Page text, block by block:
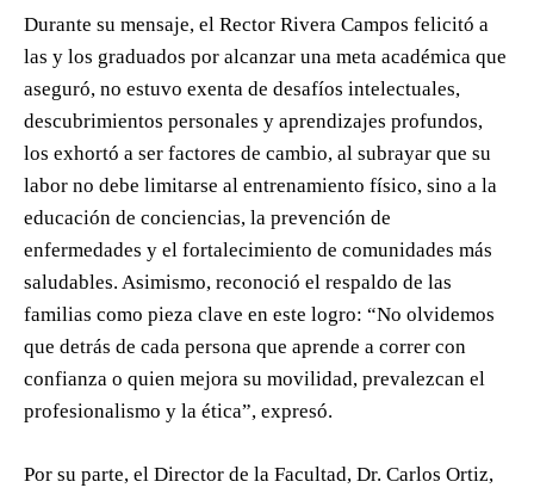
Durante su mensaje, el Rector Rivera Campos felicitó a
las y los graduados por alcanzar una meta académica que
aseguró, no estuvo exenta de desafíos intelectuales,
descubrimientos personales y aprendizajes profundos,
los exhortó a ser factores de cambio, al subrayar que su
labor no debe limitarse al entrenamiento físico, sino a la
educación de conciencias, la prevención de
enfermedades y el fortalecimiento de comunidades más
saludables. Asimismo, reconoció el respaldo de las
familias como pieza clave en este logro: “No olvidemos
que detrás de cada persona que aprende a correr con
confianza o quien mejora su movilidad, prevalezcan el
profesionalismo y la ética”, expresó.
Por su parte, el Director de la Facultad, Dr. Carlos Ortiz,